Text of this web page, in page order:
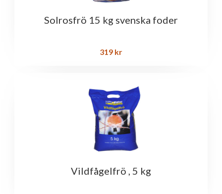
Solrosfrö 15 kg svenska foder
319 kr
Vildfågelfrö , 5 kg